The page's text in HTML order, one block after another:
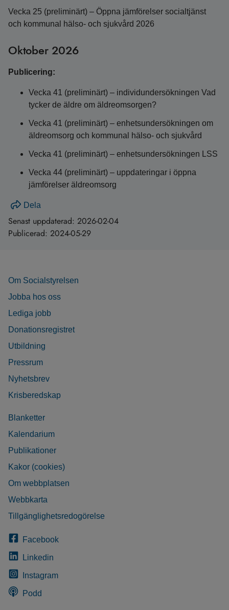
Vecka 25 (preliminärt) – Öppna jämförelser socialtjänst
och kommunal hälso- och sjukvård 2026
Oktober 2026
Publicering:
Vecka 41 (preliminärt) – individundersökningen Vad
tycker de äldre om äldreomsorgen?
Vecka 41 (preliminärt) – enhetsundersökningen om
äldreomsorg och kommunal hälso- och sjukvård
Vecka 41 (preliminärt) – enhetsundersökningen LSS
Vecka 44 (preliminärt) – uppdateringar i öppna
jämförelser äldreomsorg
Dela
Senast uppdaterad: 2026-02-04
Publicerad: 2024-05-29
Om Socialstyrelsen
Jobba hos oss
Lediga jobb
Donationsregistret
Utbildning
Pressrum
Nyhetsbrev
Krisberedskap
Blanketter
Kalendarium
Publikationer
Kakor (cookies)
Om webbplatsen
Webbkarta
Tillgänglighetsredogörelse
Facebook
Linkedin
Instagram
Podd